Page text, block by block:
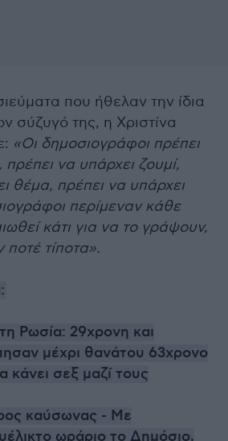
που ήθελαν την ίδια
σύζυγό της, η Χριστίνα
«Οι δημοσιογράφοι πρέπει
να υπάρχει ζουμί,
θέμα, πρέπει να υπάρχει
περίμεναν κάθε
κάτι για να το γράψουν,
τίποτα».
Ρωσία: 29χρονη και
μέχρι θανάτου 63χρονο
κάνει σεξ μαζί τους
καύσωνας - Με
ωράριο το Δημόσιο,